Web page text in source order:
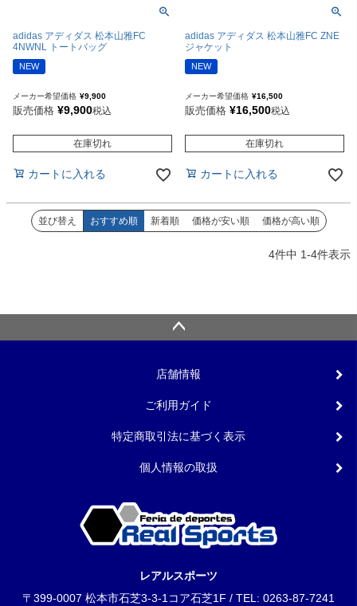
adidas アディダス 松本山雅FC
4NWNL トートバッグ
NEW
メーカー希望価格 ¥9,900
販売価格 ¥9,900税込
在庫切れ
カートに入れる
adidas アディダス 松本山雅FC ZNE
ジャケット
NEW
メーカー希望価格 ¥16,500
販売価格 ¥16,500税込
在庫切れ
カートに入れる
並び替え おすすめ順 新着順 価格が安い順 価格が高い順
4件中 1-4件表示
店舗情報
ご利用ガイド
特定商取引法に基づく表示
個人情報の取扱
レアルスポーツ
〒399-0007 松本市石芝3-3-1コア石芝1F / TEL: 0263-87-7241